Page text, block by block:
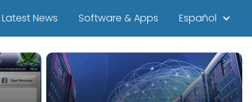
Latest News Software & Apps Español